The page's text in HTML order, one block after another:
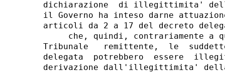
dichiarazione  di illegittimita'
il Governo ha inteso darne
articoli da 2 a 17 del decreto
che, quindi, contrariamente a
Tribunale   remittente,  le
delegata  potrebbero  essere
derivazione dall'illegittimita'